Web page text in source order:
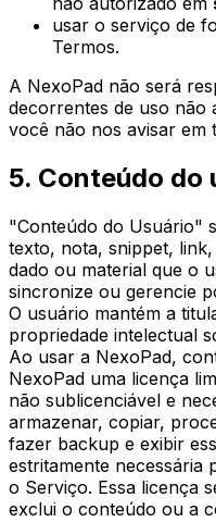
usar o serviço de
Termos.
A NexoPad não será
decorrentes de uso não
você não nos avisar em
5. Conteúdo do
"Conteúdo do Usuário"
texto, nota, snippet,
dado ou material que o
sincronize ou gerencie
O usuário mantém a
propriedade intelectual
Ao usar a NexoPad,
NexoPad uma licença
não sublicenciável e
armazenar, copiar,
fazer backup e exibir
estritamente necessária
o Serviço. Essa licença
exclui o conteúdo ou a